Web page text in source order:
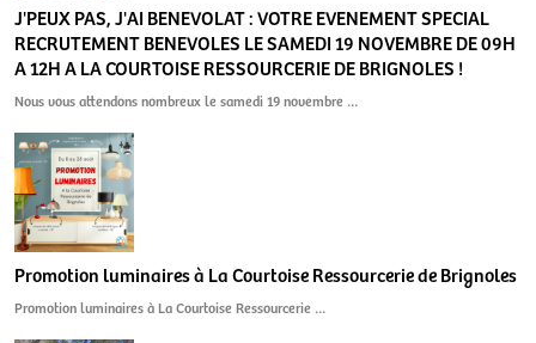
J'PEUX PAS, J'AI BENEVOLAT : VOTRE EVENEMENT SPECIAL
RECRUTEMENT BENEVOLES LE SAMEDI 19 NOVEMBRE DE 09H
A 12H A LA COURTOISE RESSOURCERIE DE BRIGNOLES !
Nous vous attendons nombreux le samedi 19 novembre …
Promotion luminaires à La Courtoise Ressourcerie de Brignoles
Promotion luminaires à La Courtoise Ressourcerie …